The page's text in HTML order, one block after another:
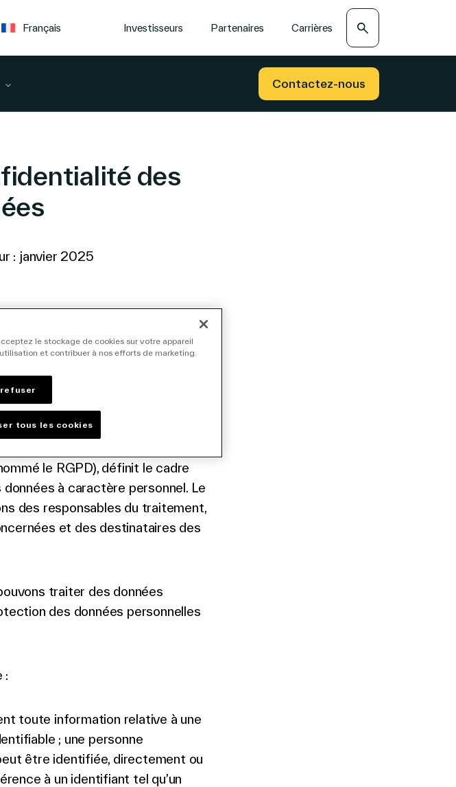
Français Investisseurs Partenaires Carrières Recherche
Contactez-nous
des
: janvier 2025
européen et du Conseil du
physiques à l’égard du
et à la libre circulation de
le RGPD), définit le cadre
à caractère personnel. Le
des responsables du traitement,
et des destinataires des
traiter des données
des données personnelles
:
toute information relative à une
; une personne
être identifiée, directement ou
à un identifiant tel qu’un
le stockage de cookies sur votre appareil
et contribuer à nos efforts de marketing.
tous les cookies